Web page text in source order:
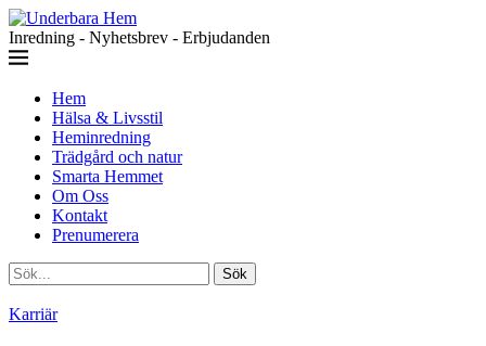
Inredning - Nyhetsbrev - Erbjudanden
Hem
Hälsa & Livsstil
Heminredning
Trädgård och natur
Smarta Hemmet
Om Oss
Kontakt
Prenumerera
Sök
Karriär